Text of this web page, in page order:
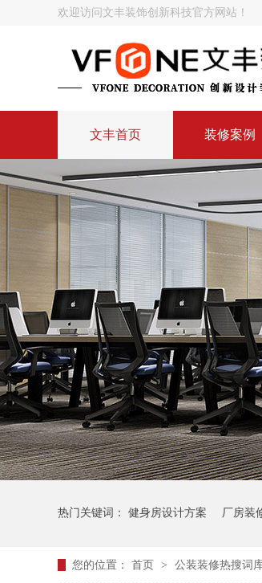
欢迎访问文丰装饰创新科技官方网站！
文丰首页 装修案例
热门关键词： 健身房设计方案 厂房装
您的位置： 首页 > 公装装修热搜词